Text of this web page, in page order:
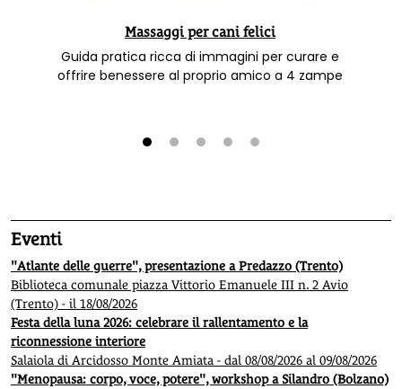
Massaggi per cani felici
Guida pratica ricca di immagini per curare e
offrire benessere al proprio amico a 4 zampe
Eventi
"Atlante delle guerre", presentazione a Predazzo (Trento)
Biblioteca comunale piazza Vittorio Emanuele III n. 2 Avio
(Trento) - il 18/08/2026
Festa della luna 2026: celebrare il rallentamento e la
riconnessione interiore
Salaiola di Arcidosso Monte Amiata - dal 08/08/2026 al 09/08/2026
"Menopausa: corpo, voce, potere", workshop a Silandro (Bolzano)